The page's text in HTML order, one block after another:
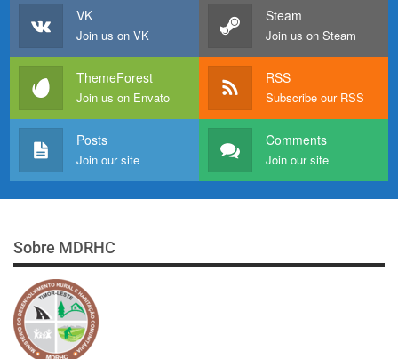
VK
Join us on VK
Steam
Join us on Steam
ThemeForest
Join us on Envato
RSS
Subscribe our RSS
Posts
Join our site
Comments
Join our site
Sobre MDRHC